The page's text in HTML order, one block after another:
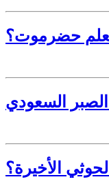
حضرموت؟
السعودي
الأخيرة؟